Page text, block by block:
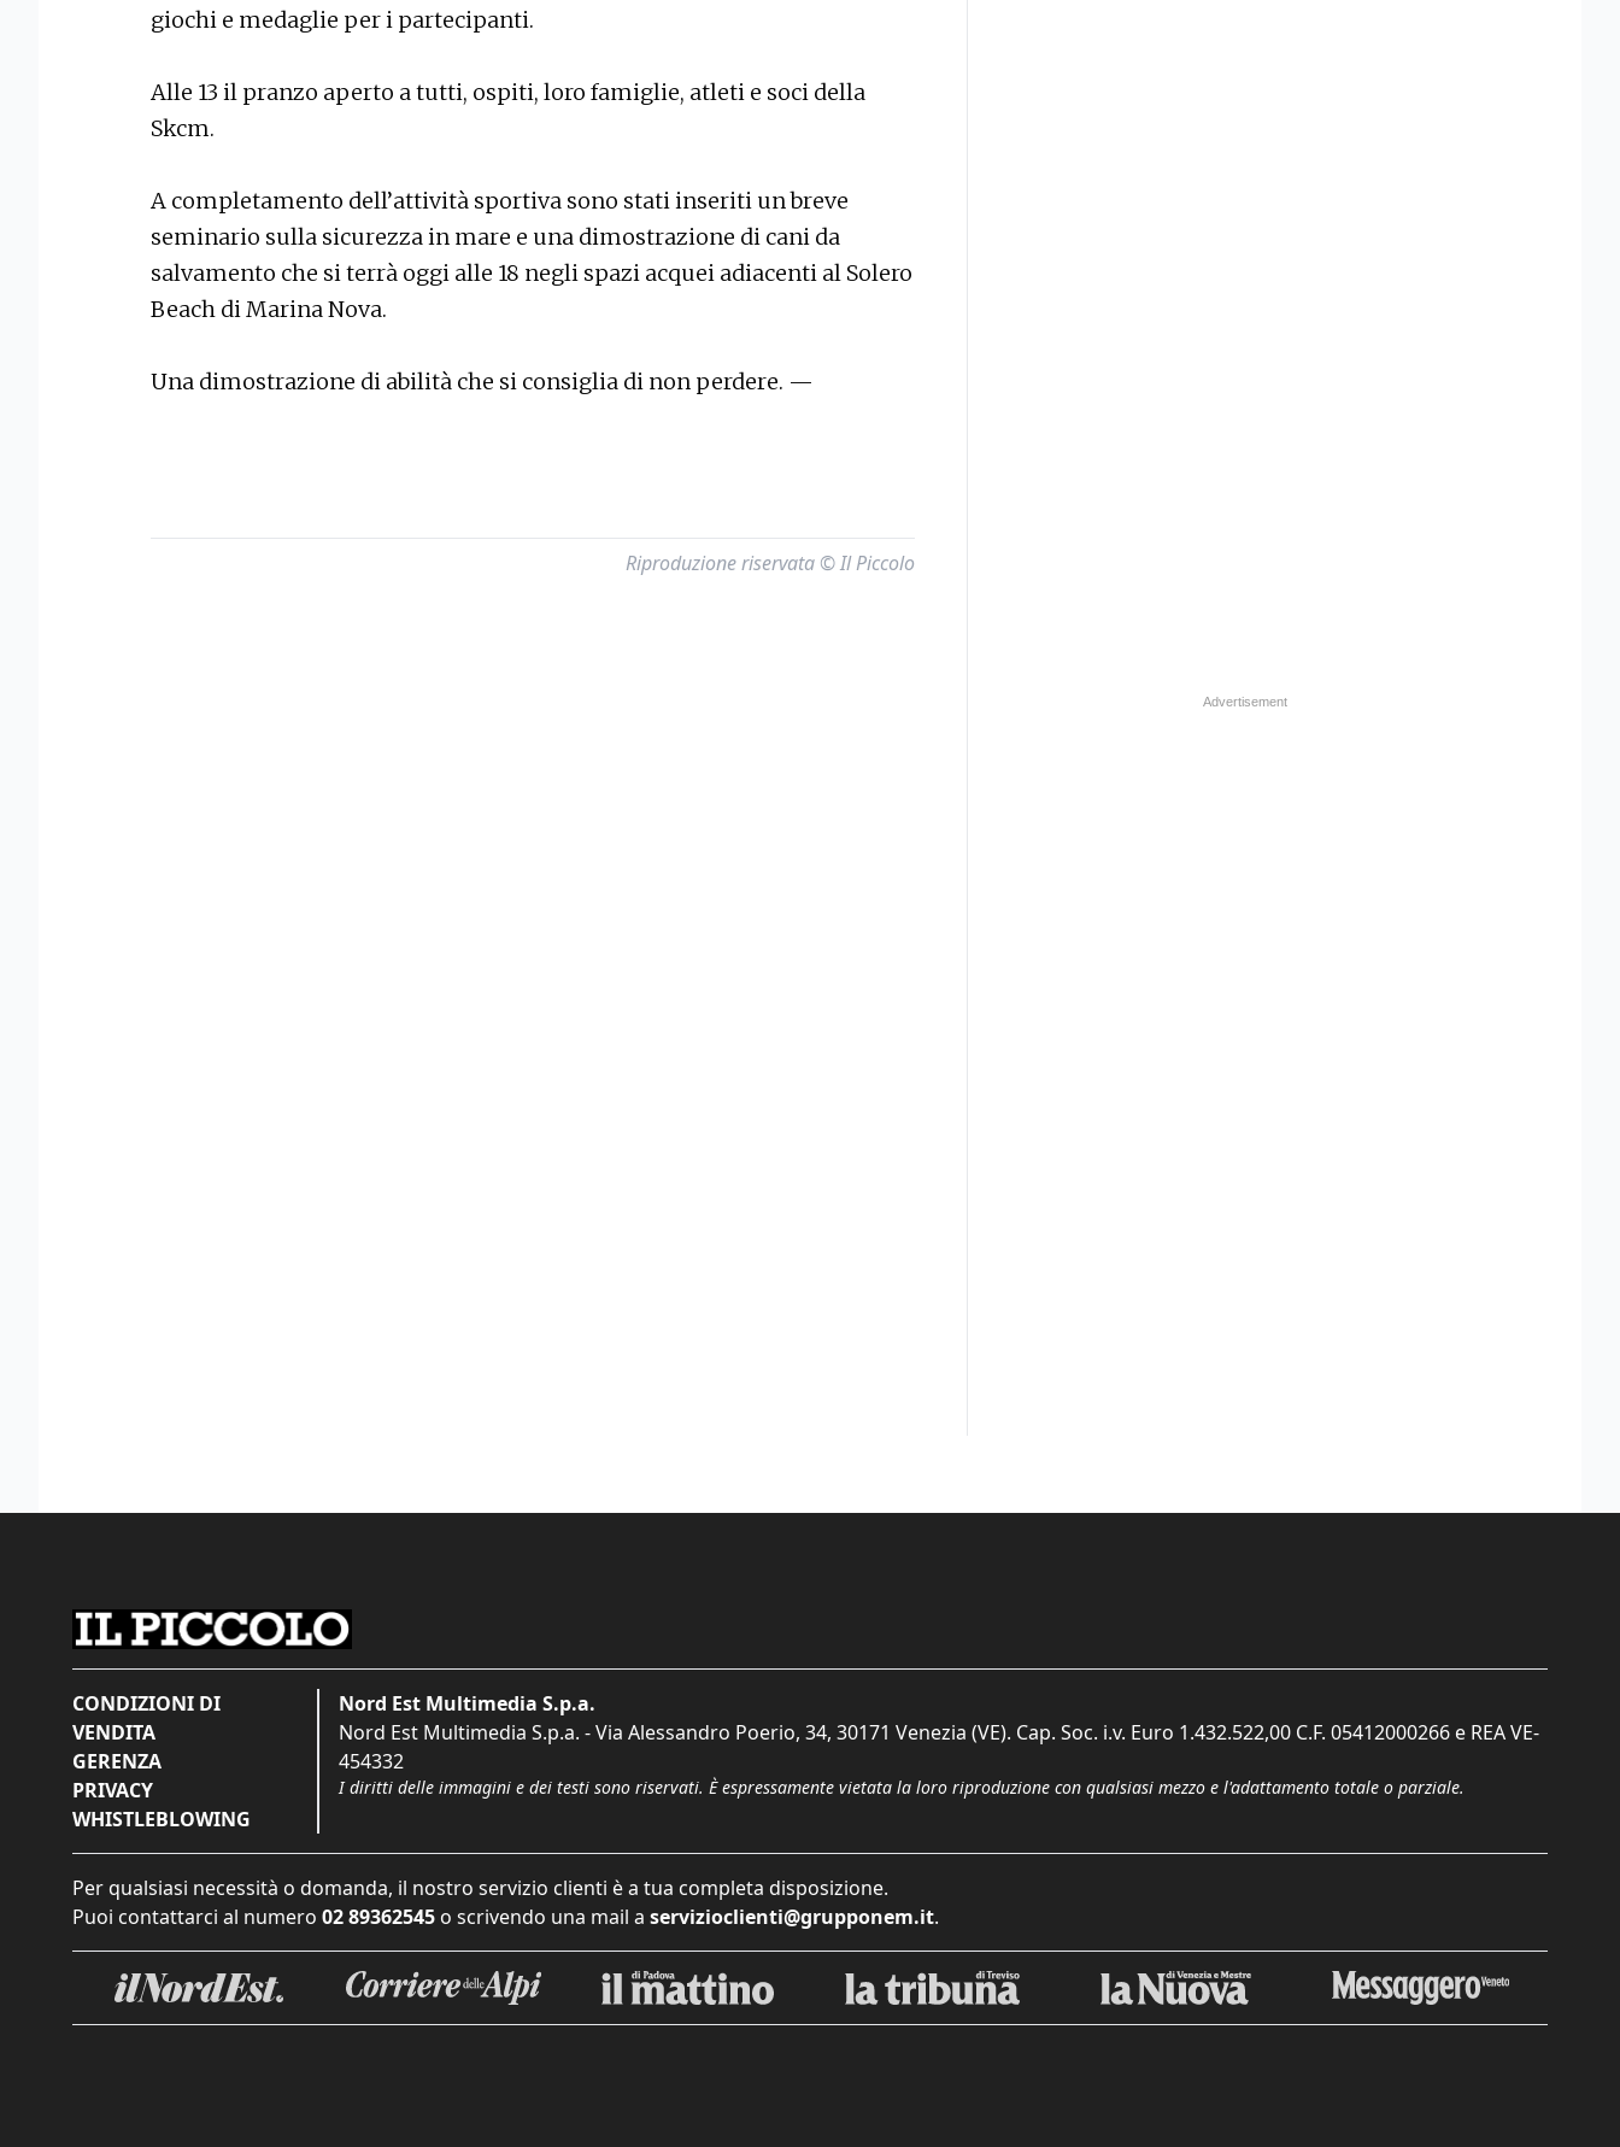
giochi e medaglie per i partecipanti.
Alle 13 il pranzo aperto a tutti, ospiti, loro famiglie, atleti e soci della
Skcm.
A completamento dell’attività sportiva sono stati inseriti un breve
seminario sulla sicurezza in mare e una dimostrazione di cani da
salvamento che si terrà oggi alle 18 negli spazi acquei adiacenti al Solero
Beach di Marina Nova.
Una dimostrazione di abilità che si consiglia di non perdere. —
Riproduzione riservata © Il Piccolo
CONDIZIONI DI
VENDITA
GERENZA
PRIVACY
WHISTLEBLOWING
Nord Est Multimedia S.p.a.
Nord Est Multimedia S.p.a. - Via Alessandro Poerio, 34, 30171 Venezia (VE). Cap. Soc. i.v. Euro 1.432.522,00 C.F. 05412000266 e REA VE-
454332
I diritti delle immagini e dei testi sono riservati. È espressamente vietata la loro riproduzione con qualsiasi mezzo e l'adattamento totale o parziale.
Per qualsiasi necessità o domanda, il nostro servizio clienti è a tua completa disposizione.
Puoi contattarci al numero 02 89362545 o scrivendo una mail a servizioclienti@grupponem.it.